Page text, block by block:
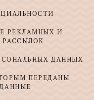
РЕКЛАМНЫХ И
ДАННЫХ
ПЕРЕДАНЫ